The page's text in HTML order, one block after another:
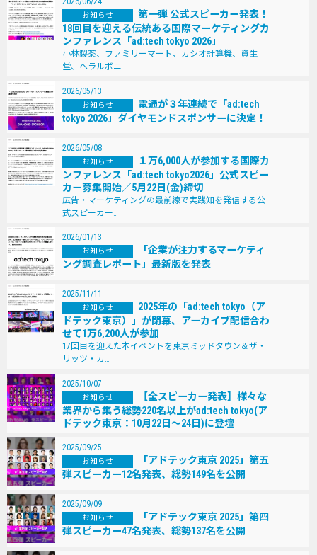
お知らせ
第一弾 公式スピーカー発表！
18回目を迎える伝統ある国際マーケティングカ
ンファレンス「ad:tech tokyo 2026」
小林製薬、ファミリーマート、カシオ計算機、資生
堂、ヘラルボニ…
2026/05/13
お知らせ
電通が３年連続で「ad:tech
tokyo 2026」ダイヤモンドスポンサーに決定！
2026/05/08
お知らせ
１万6,000人が参加する国際カ
ンファレンス「ad:tech tokyo2026」公式スピー
カー募集開始／5月22日(金)締切
広告・マーケティングの最前線で実践知を発信する公
式スピーカー…
2026/01/13
お知らせ
「企業が注力するマーケティ
ング調査レポート」最新版を発表
2025/11/11
お知らせ
2025年の「ad:tech tokyo（ア
ドテック東京）」が閉幕、アーカイブ配信合わ
せて1万6,200人が参加
17回目を迎えた本イベントを東京ミッドタウン＆ザ・
リッツ・カ…
2025/10/07
お知らせ
【全スピーカー発表】様々な
業界から集う総勢220名以上がad:tech tokyo(ア
ドテック東京：10月22日～24日)に登壇
2025/09/25
お知らせ
「アドテック東京 2025」第五
弾スピーカー12名発表、総勢149名を公開
2025/09/09
お知らせ
「アドテック東京 2025」第四
弾スピーカー47名発表、総勢137名を公開